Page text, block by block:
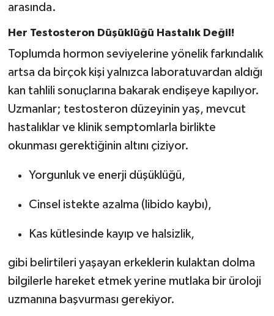
arasında.
Her Testosteron Düşüklüğü Hastalık Değil!
Toplumda hormon seviyelerine yönelik farkındalık
artsa da birçok kişi yalnızca laboratuvardan aldığı
kan tahlili sonuçlarına bakarak endişeye kapılıyor.
Uzmanlar; testosteron düzeyinin yaş, mevcut
hastalıklar ve klinik semptomlarla birlikte
okunması gerektiğinin altını çiziyor.
Yorgunluk ve enerji düşüklüğü,
Cinsel istekte azalma (libido kaybı),
Kas kütlesinde kayıp ve halsizlik,
gibi belirtileri yaşayan erkeklerin kulaktan dolma
bilgilerle hareket etmek yerine mutlaka bir üroloji
uzmanına başvurması gerekiyor.